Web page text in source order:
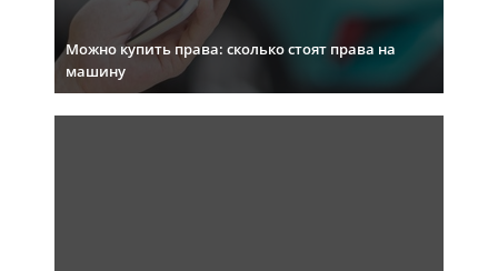
Можно купить права: сколько стоят права на
машину